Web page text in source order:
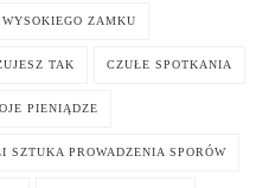
ZAMKU
TAK CZUŁE SPOTKANIA
PIENIĄDZE
SZTUKA PROWADZENIA SPORÓW